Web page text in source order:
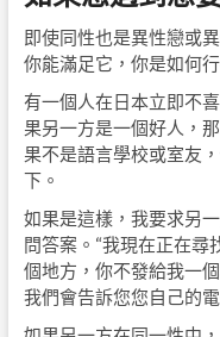
即使同性也是異性戀或
你能滿足它，你是如何行
有一個人在日本立即不
果另一方是一個好人，
果不是語言學校或室友
下。
如果是這樣，我要求另
問答案。“我現在正在尋
個地方，你不發給我一
我們會告訴您您自己的